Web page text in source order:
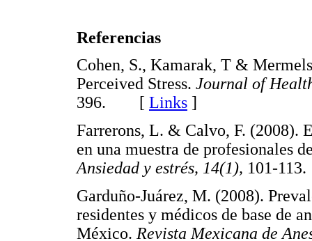
Referencias
Cohen, S., Kamarak, T &
Perceived Stress. Journal of
396. [ Links ]
Farrerons, L. & Calvo, F. (2008).
en una muestra de profesionales
Ansiedad y estrés, 14(1), 101-
Garduño-Juárez, M. (2008).
residentes y médicos de base de
México. Revista Mexicana de